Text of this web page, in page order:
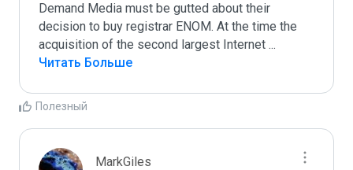
Demand Media must be gutted about their
decision to buy registrar ENOM. At the time the
acquisition of the second largest Internet ...
Читать Больше
Полезный
MarkGiles